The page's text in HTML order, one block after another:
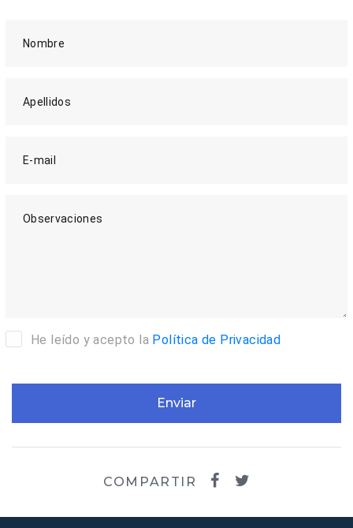
Nombre
Apellidos
E-mail
Observaciones
He leído y acepto la Política de Privacidad
Enviar
COMPARTIR